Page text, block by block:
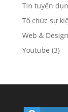
Tin tuyển
Tổ chức sự
Web & Design
Youtube (3)